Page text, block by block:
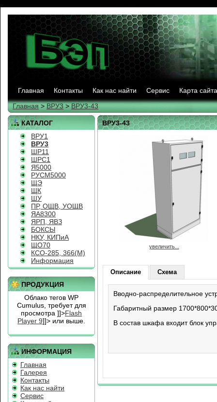
Главная Контакты Как нас найти Сервис
Карта сайта
Главная > ВРУ3 >ВРУ3-43
КАТАЛОГ
ВРУ1
ВРУ3
ШР11
ШРС1
Я5000
РУСМ5000
ЩЭ
ЩК
ШУ
ПР, ОЩВ, УОЩВ
ЯА8300
ЯРП, ЯВЗ
БОКСЫ
НКУ, КИПиА
ЩО70
КСО-285, 366(М)
Информация
ПРОДУКЦИЯ
Облако тегов WP
Cumulus, требует для
просмотра ]]>Flash
Player 9]]> или выше.
ИНФОРМАЦИЯ
Главная
Галерея
Контакты
Как нас найти
Сервис
ВРУ3-43
увеличить...
Описание Схема
Вводно-распределительное
Габаритный размер
В состав шкафа входит блок